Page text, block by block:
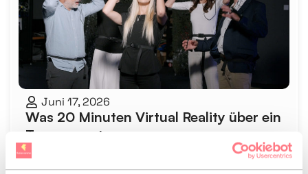
Juni 17, 2026
Was 20 Minuten Virtual Reality über ein
Team verraten
Mehr lesen